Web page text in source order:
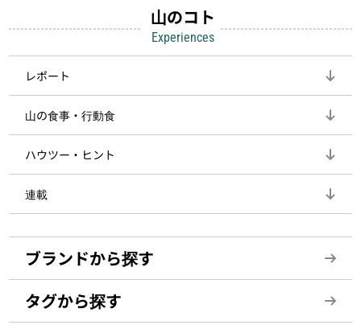
山のコト
Experiences
レポート
山の食事・行動食
ハウツー・ヒント
連載
ブランドから探す
タグから探す